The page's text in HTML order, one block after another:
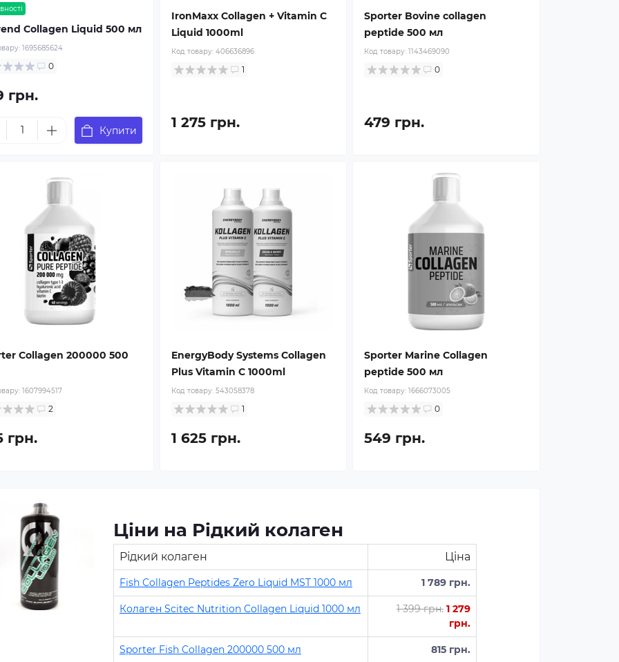
Collagen Liquid 500 мл
1695685624
0
грн.
Купити
IronMaxx Collagen + Vitamin C
Liquid 1000ml
Код товару: 406636896
1
1 275 грн.
Sporter Bovine collagen
peptide 500 мл
Код товару:1143469090
0
479 грн.
Collagen 200000 500
1607994517
2
грн.
EnergyBody Systems Collagen
Plus Vitamin С 1000ml
Код товару: 543058378
1
1 625 грн.
Sporter Marine Collagen
peptide 500 мл
Код товару:1666073005
0
549 грн.
Ціни на Рідкий колаген
Рідкий колаген Ціна
Fish Collagen Peptides Zero Liquid MST 1000 мл 1 789 грн.
Колаген Scitec Nutrition Collagen Liquid 1000 мл 1 399 грн. 1 279
грн.
Sporter Fish Collagen 200000 500 мл 815 грн.